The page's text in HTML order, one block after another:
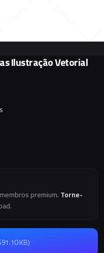
Ilustração Vetorial
premium. Torne-
KB)